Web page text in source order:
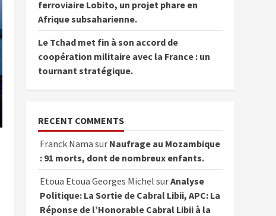
ferroviaire Lobito, un projet phare en
Afrique subsaharienne.
Le Tchad met fin à son accord de
coopération militaire avec la France : un
tournant stratégique.
RECENT COMMENTS
Franck Nama sur Naufrage au Mozambique
: 91 morts, dont de nombreux enfants.
Etoua Etoua Georges Michel surAnalyse
Politique: La Sortie de Cabral Libii, APC: La
Réponse de l’Honorable Cabral Libii à la